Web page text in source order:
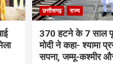
छत्तीसगढ़ राज्य
370 हटने के 7 साल
मोदी ने कहा- श्यामा
सपना, जम्मू-कश्मीर